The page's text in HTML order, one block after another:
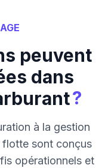
peuvent
dans
?
à la gestion
flotte sont conçus
opérationnels et